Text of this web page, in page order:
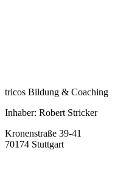
tricos Bildung & Coaching
Inhaber: Robert Stricker
Kronenstraße 39-41
70174 Stuttgart